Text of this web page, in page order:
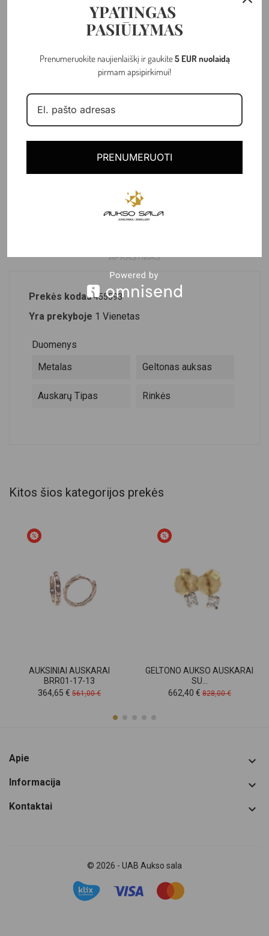
Pasirinkite svorį:: 2.28 gr
APRAŠYMAS
Prekės kodas455593
Yra prekyboje 1 Vienetas
Duomenys
Metalas
Geltonas auksas
Auskarų Tipas Rinkės
Kitos šios kategorijos prekės
AUKSINIAI AUSKARAI
BRR01-17-13
Kaina
364,65 € Pradinė
561,00 €
GELTONO AUKSO AUSKARAI
SU...
Kaina
662,40 €Pradinė
828,00 €
Apie 
Informacija 
Kontaktai 
© 2026 - UAB Aukso sala
YPATINGAS
PASIŪLYMAS
Prenumeruokite naujienlaiškį ir gaukite5 EUR nuolaidą
pirmam apsipirkimui!
PRENUMERUOTI